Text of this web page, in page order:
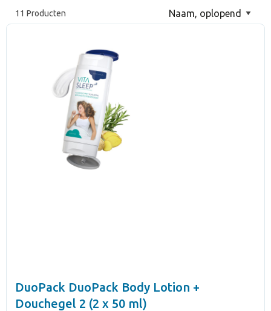
11 Producten
DuoPack DuoPack Body Lotion +
Douchegel 2 (2 x 50 ml)